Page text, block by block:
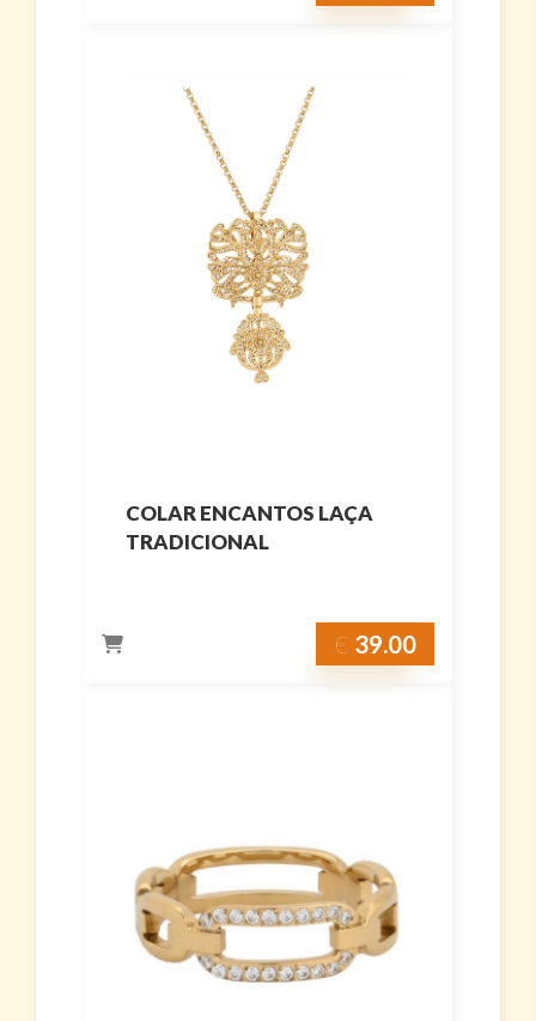
COLAR ENCANTOS LAÇA
TRADICIONAL
€ 39.00